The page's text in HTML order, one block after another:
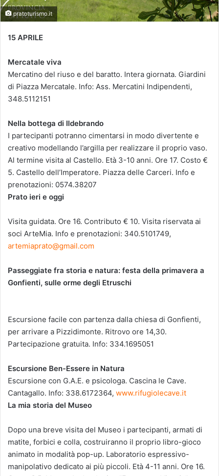
pratoturismo.it
15 APRILE
Mercatale viva
Mercatino del riuso e del baratto. Intera giornata. Giardini
di Piazza Mercatale. Info: Ass. Mercatini Indipendenti,
348.5112151
Nella bottega di Ildebrando
I partecipanti potranno cimentarsi in modo divertente e
creativo modellando l’argilla per realizzare il proprio vaso.
Al termine visita al Castello. Età 3-10 anni. Ore 17. Costo €
5. Castello dell’Imperatore. Piazza delle Carceri. Info e
prenotazioni: 0574.38207
Prato ieri e oggi
Visita guidata. Ore 16. Contributo € 10. Visita riservata ai
soci ArteMia. Info e prenotazioni: 340.5101749,
artemiaprato@gmail.com
Passeggiate fra storia e natura: festa della primavera a
Gonfienti, sulle orme degli Etruschi
Escursione facile con partenza dalla chiesa di Gonfienti,
per arrivare a Pizzidimonte. Ritrovo ore 14,30.
Partecipazione gratuita. Info: 334.1695051
Escursione Ben-Essere in Natura
Escursione con G.A.E. e psicologa. Cascina le Cave.
Cantagallo. Info: 338.6172364, www.rifugiolecave.it
La mia storia del Museo
Dopo una breve visita del Museo i partecipanti, armati di
matite, forbici e colla, costruiranno il proprio libro-gioco
animato in modalità pop-up. Laboratorio espressivo-
manipolativo dedicato ai più piccoli. Età 4-11 anni. Ore 16.